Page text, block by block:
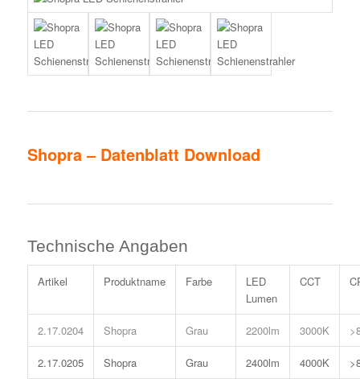
Shopra – Datenblatt Download
Technische Angaben
Artikel Produktname Farbe
LED
Lumen
CCT
2.17.0204 Shopra Grau 2200lm 3000K
2.17.0205 Shopra Grau 2400lm 4000K